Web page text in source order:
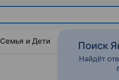
Семья и Дети ДомПоиск
Найдёт